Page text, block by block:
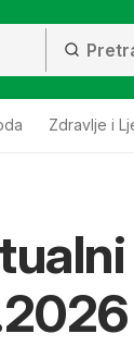
Zdravlje i